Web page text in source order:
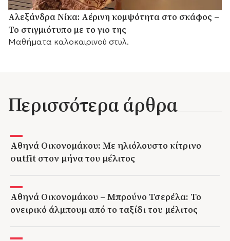
Αλεξάνδρα Νίκα: Αέρινη κομψότητα στο σκάφος –
Το στιγμιότυπο με το γιο της
Μαθήματα καλοκαιρινού στυλ.
Περισσότερα άρθρα
Αθηνά Οικονομάκου: Mε ηλιόλουστο κίτρινο
outfit στον μήνα του μέλιτος
Αθηνά Οικονομάκου – Μπρούνο Τσερέλα: Το
ονειρικό άλμπουμ από το ταξίδι του μέλιτος